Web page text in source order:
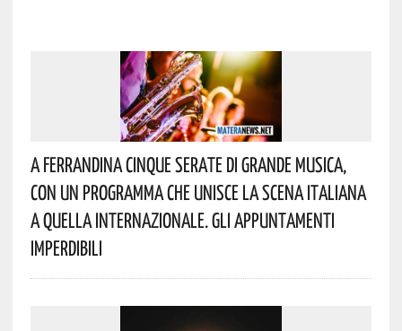
A Ferrandina Cinque Serate Di Grande Musica,
Con Un Programma Che Unisce La Scena Italiana
A Quella Internazionale. Gli Appuntamenti
Imperdibili